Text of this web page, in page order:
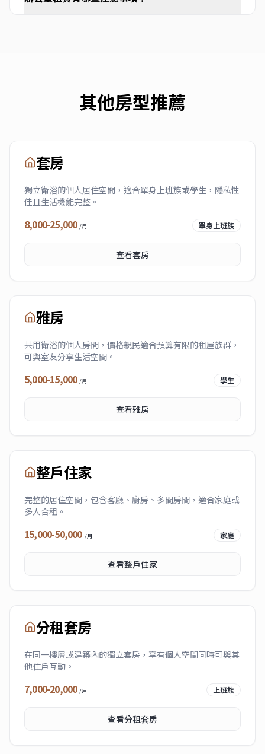
其他房型推薦
套房
獨立衛浴的個人居住空間，適合單身上班族或學生，隱私性
佳且生活機能完整。
8,000-25,000 /月 單身上班族
查看套房
雅房
共用衛浴的個人房間，價格親民適合預算有限的租屋族群，
可與室友分享生活空間。
5,000-15,000 /月 學生
查看雅房
整戶住家
完整的居住空間，包含客廳、廚房、多間房間，適合家庭或
多人合租。
15,000-50,000 /月 家庭
查看整戶住家
分租套房
在同一樓層或建築內的獨立套房，享有個人空間同時可與其
他住戶互動。
7,000-20,000 /月 上班族
查看分租套房